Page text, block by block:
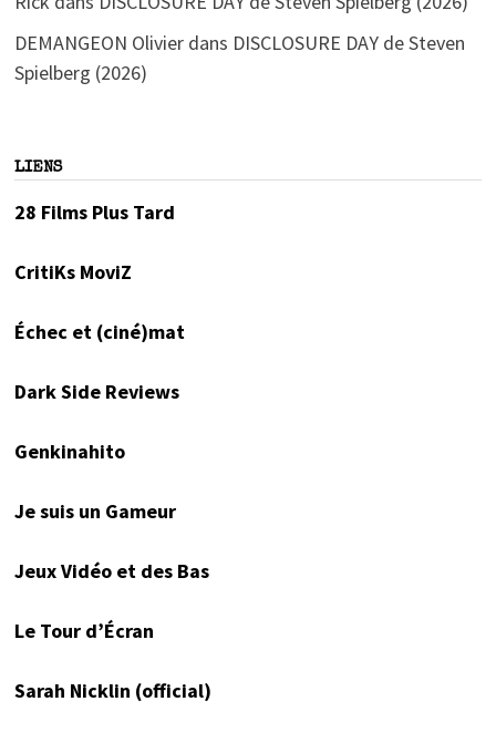
DEMANGEON Olivierdans DISCLOSURE DAY de Steven
Spielberg (2026)
LIENS
28 Films Plus Tard
CritiKs MoviZ
Échec et (ciné)mat
Dark Side Reviews
Genkinahito
Je suis un Gameur
Jeux Vidéo et des Bas
Le Tour d’Écran
Sarah Nicklin (official)